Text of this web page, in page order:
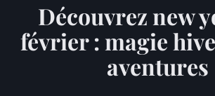
Découvrez new
février : magie
aventures